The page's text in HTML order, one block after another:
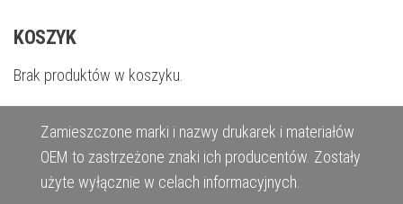
KOSZYK
Brak produktów w koszyku.
Zamieszczone marki i nazwy drukarek i materiałów
OEM to zastrzeżone znaki ich producentów. Zostały
użyte wyłącznie w celach informacyjnych.